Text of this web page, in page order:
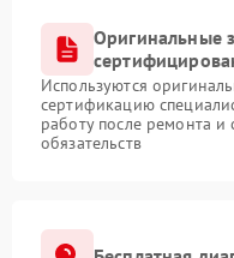
Оригинальные
Используются
сертификацию
работу после ремонта
обязательств